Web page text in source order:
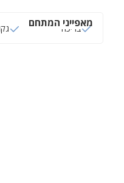
מאפייני המתחם
בריכה